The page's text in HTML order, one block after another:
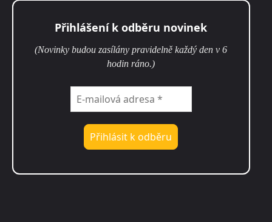
Přihlášení k odběru novinek
(Novinky budou zasílány pravidelně každý den v 6
hodin ráno.)